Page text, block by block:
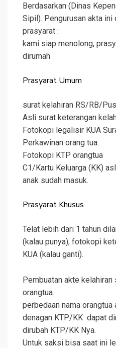
Berdasarkan (Dinas
Sipil). Pengurusan akta ini
prasyarat :
kami siap menolong,
dirumah
Prasyarat Umum
surat kelahiran RS/RB/
Asli surat keterangan
Fotokopi legalisir KUA
Perkawinan orang tua.
Fotokopi KTP orangtua
C1/Kartu Keluarga (KK)
anak sudah masuk.
Prasyarat Khusus
Telat lebih dari 1 tahun
(kalau punya), fotokopi
KUA (kalau ganti).
Pembuatan akte
orangtua.
perbedaan nama orangtua
denagan KTP/KK dapat
dirubah KTP/KK Nya.
Untuk saksi bisa saat ini